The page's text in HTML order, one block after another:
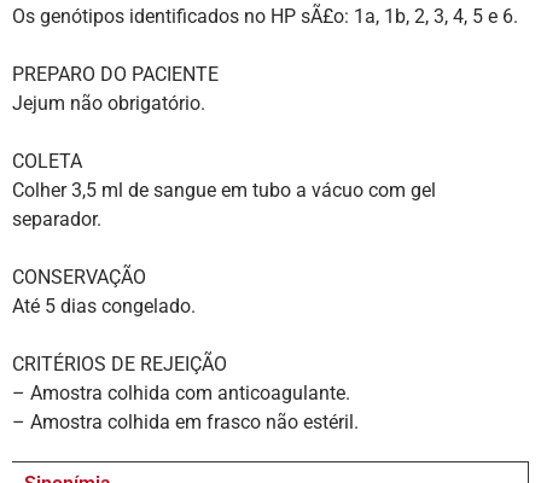
Os genótipos identificados no HP sÃ£o: 1a, 1b, 2, 3, 4, 5 e 6.
PREPARO DO PACIENTE
Jejum não obrigatório.
COLETA
Colher 3,5 ml de sangue em tubo a vácuo com gel
separador.
CONSERVAÇÃO
Até 5 dias congelado.
CRITÉRIOS DE REJEIÇÃO
– Amostra colhida com anticoagulante.
– Amostra colhida em frasco não estéril.